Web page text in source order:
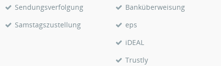
Sendungsverfolgung
Samstagszustellung
Banküberweisung
eps
iDEAL
Trustly